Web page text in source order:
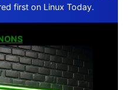
first on Linux Today.